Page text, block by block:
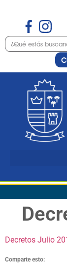
Decretos Julio
Comparte esto: